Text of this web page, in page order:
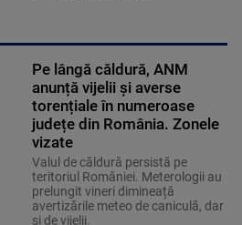
Pe lângă căldură, ANM
anunță vijelii și averse
torențiale în numeroase
județe din România. Zonele
vizate
Valul de căldură persistă pe
teritoriul României. Meterologii au
prelungit vineri dimineață
avertizările meteo de caniculă, dar
și de vijelii.